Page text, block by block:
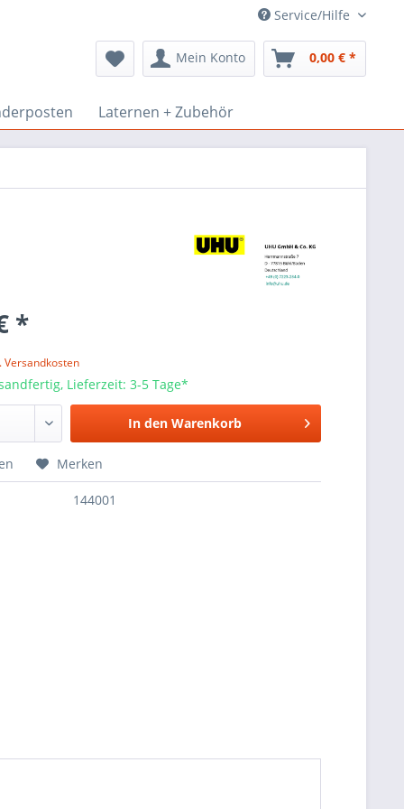
Service/Hilfe
Mein Konto 0,00 € *
Laternen + Zubehör
*
Versandkosten
Lieferzeit: 3-5 Tage*
In den Warenkorb
Merken
144001